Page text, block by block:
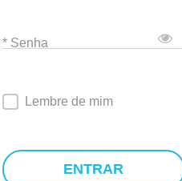
* Senha
Lembre de mim
ENTRAR